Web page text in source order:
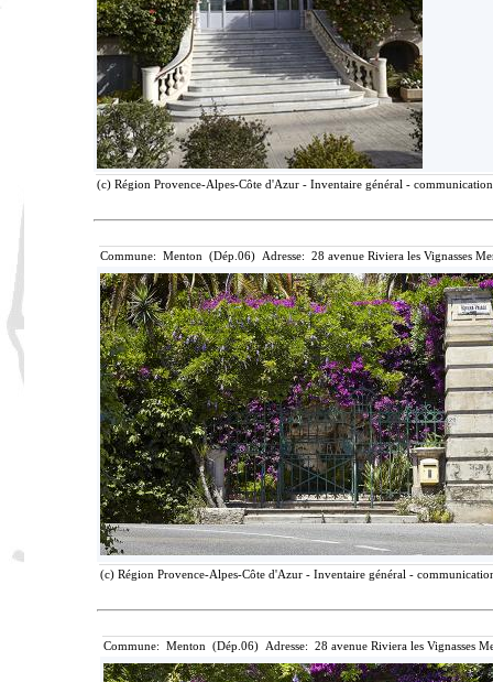
(c) Région Provence-Alpes-Côte d'Azur - Inventaire général -
Commune: Menton (Dép.06) Adresse: 28 avenue Riviera les Vignasses
(c) Région Provence-Alpes-Côte d'Azur - Inventaire général -
Commune: Menton (Dép.06) Adresse: 28 avenue Riviera les Vignasses